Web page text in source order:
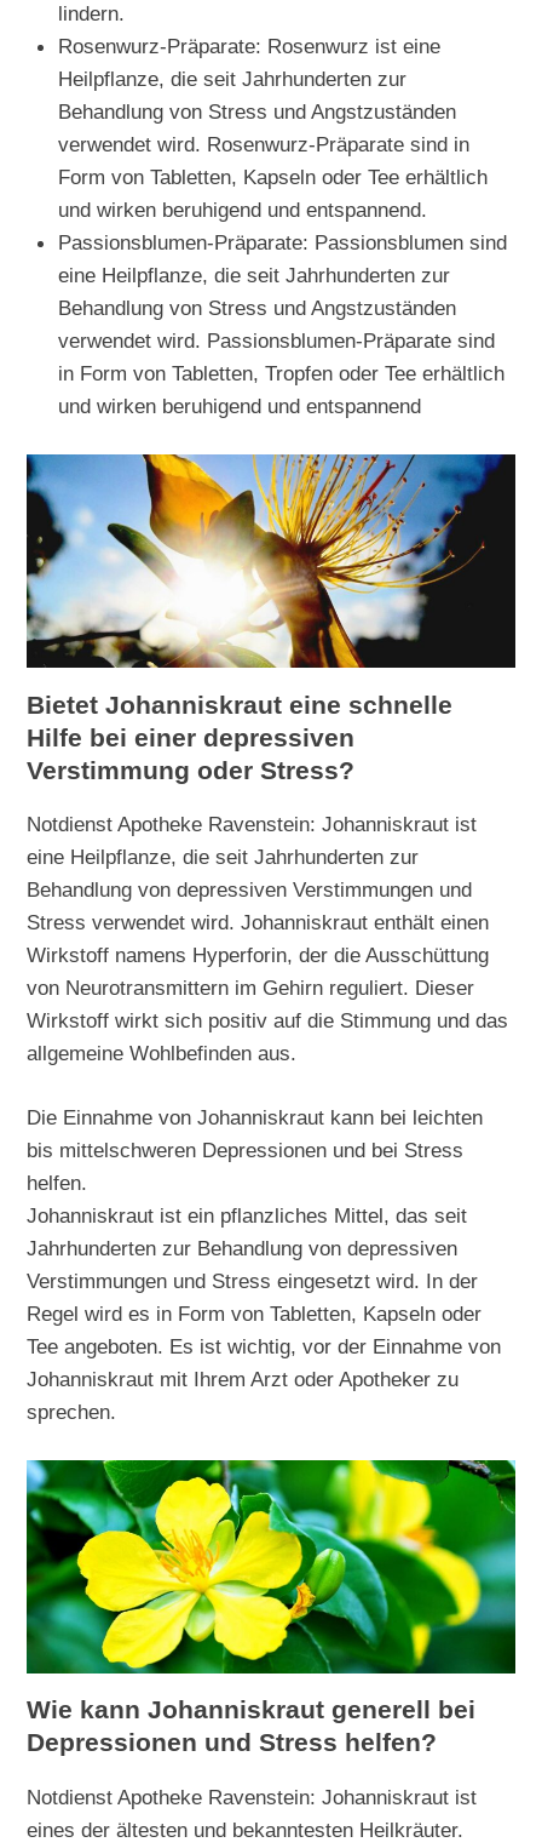
lindern.
Rosenwurz-Präparate: Rosenwurz ist eine
Heilpflanze, die seit Jahrhunderten zur
Behandlung von Stress und Angstzuständen
verwendet wird. Rosenwurz-Präparate sind in
Form von Tabletten, Kapseln oder Tee erhältlich
und wirken beruhigend und entspannend.
Passionsblumen-Präparate: Passionsblumen sind
eine Heilpflanze, die seit Jahrhunderten zur
Behandlung von Stress und Angstzuständen
verwendet wird. Passionsblumen-Präparate sind
in Form von Tabletten, Tropfen oder Tee erhältlich
und wirken beruhigend und entspannend
Bietet Johanniskraut eine schnelle
Hilfe bei einer depressiven
Verstimmung oder Stress?
Notdienst Apotheke Ravenstein: Johanniskraut ist
eine Heilpflanze, die seit Jahrhunderten zur
Behandlung von depressiven Verstimmungen und
Stress verwendet wird. Johanniskraut enthält einen
Wirkstoff namens Hyperforin, der die Ausschüttung
von Neurotransmittern im Gehirn reguliert. Dieser
Wirkstoff wirkt sich positiv auf die Stimmung und das
allgemeine Wohlbefinden aus.
Die Einnahme von Johanniskraut kann bei leichten
bis mittelschweren Depressionen und bei Stress
helfen.
Johanniskraut ist ein pflanzliches Mittel, das seit
Jahrhunderten zur Behandlung von depressiven
Verstimmungen und Stress eingesetzt wird. In der
Regel wird es in Form von Tabletten, Kapseln oder
Tee angeboten. Es ist wichtig, vor der Einnahme von
Johanniskraut mit Ihrem Arzt oder Apotheker zu
sprechen.
Wie kann Johanniskraut generell bei
Depressionen und Stress helfen?
Notdienst Apotheke Ravenstein: Johanniskraut ist
eines der ältesten und bekanntesten Heilkräuter.